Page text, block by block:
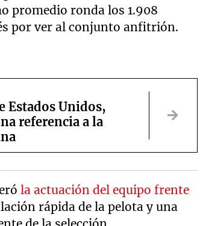
promedio ronda los 1.908
por ver al conjunto anfitrión.
Estados Unidos,
referencia a la
la actuación del equipo frente
rápida de la pelota y una